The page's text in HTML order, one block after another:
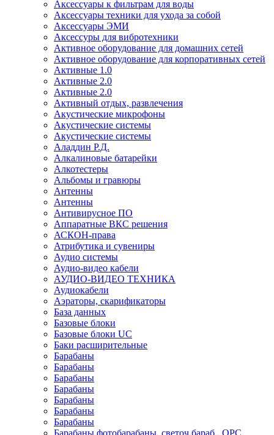
Аксессуары к фильтрам для воды
Аксессуары техники для ухода за собой
Аксессуары ЭМИ
Аксессуры для вибротехники
Активное оборудование для домашних сетей
Активное оборудование для корпоративных сетей
Активные 1.0
Активные 2.0
Активные 2.0
Активный отдых, развлечения
Акустические микрофоны
Акустические системы
Акустические системы
Аладдин Р.Д.
Алкалиновые батарейки
Алкотестеры
Альбомы и гравюры
Антенны
Антенны
Антивирусное ПО
Аппаратные ВКС решения
АСКОН-права
Атрибутика и сувениры
Аудио системы
Аудио-видео кабели
АУДИО-ВИДЕО ТЕХНИКА
Аудиокабели
Аэраторы, скарификаторы
База данных
Базовые блоки
Базовые блоки UC
Баки расширительные
Барабаны
Барабаны
Барабаны
Барабаны
Барабаны
Барабаны
Барабаны
Барабаны фотобарабаны, светоч.бараб., OPC